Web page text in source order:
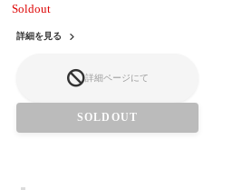
Soldout
詳細を見る
詳細ページにて
SOLDOUT